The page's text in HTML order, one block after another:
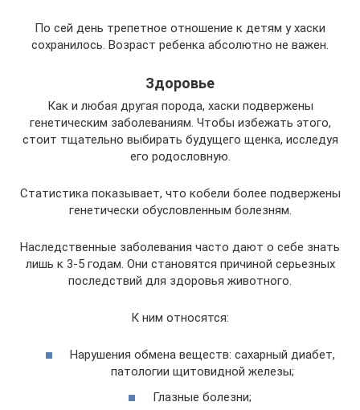
По сей день трепетное отношение к детям у хаски
сохранилось. Возраст ребенка абсолютно не важен.
Здоровье
Как и любая другая порода, хаски подвержены
генетическим заболеваниям. Чтобы избежать этого,
стоит тщательно выбирать будущего щенка, исследуя
его родословную.
Статистика показывает, что кобели более подвержены
генетически обусловленным болезням.
Наследственные заболевания часто дают о себе знать
лишь к 3-5 годам. Они становятся причиной серьезных
последствий для здоровья животного.
К ним относятся:
Нарушения обмена веществ: сахарный диабет,
патологии щитовидной железы;
Глазные болезни;